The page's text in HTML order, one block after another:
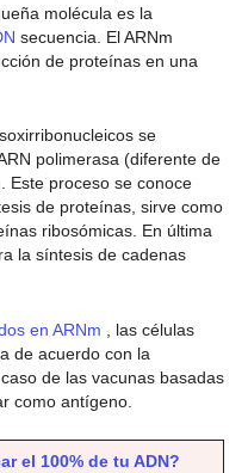
molécula es la
secuencia. El ARNm
de proteínas en una
se
polimerasa (diferente de
Este proceso se conoce
de proteínas, sirve como
ribosómicas. En última
la síntesis de cadenas
en ARNm , las células
de acuerdo con la
de las vacunas basadas
como antígeno.
el 100% de tu ADN?